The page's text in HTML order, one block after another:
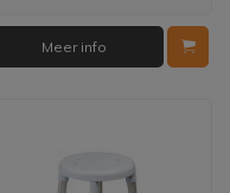
Meer info